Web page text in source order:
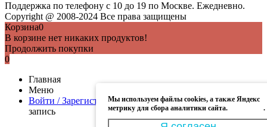
Поддержка по телефону с 10 до 19 по Москве. Ежедневно.
Copyright @ 2008-2024 Все права защищены
Корзина0
В корзине нет никаких продуктов!
Продолжить покупки
0
Главная
Меню
Войти / ЗарегистрироватьсяМоя учётная запись Учётная
запись
Мы используем файлы cookies, а также Яндекс
метрику для сбора аналитики сайта.
Подробнее.